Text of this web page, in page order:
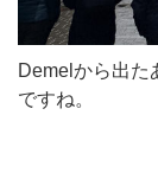
Demelから出た
ですね。